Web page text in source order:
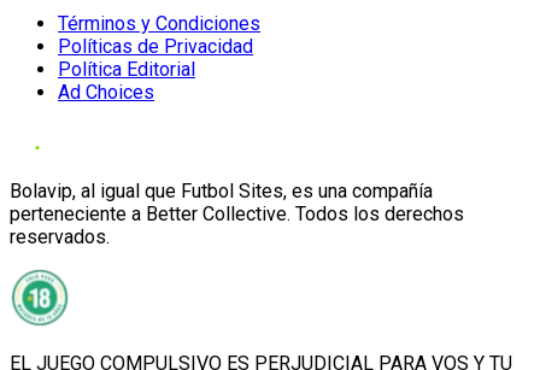
Términos y Condiciones
Políticas de Privacidad
Política Editorial
Ad Choices
Bolavip, al igual que Futbol Sites, es una compañía
perteneciente a Better Collective. Todos los derechos
reservados.
EL JUEGO COMPULSIVO ES PERJUDICIAL PARA VOS Y TU